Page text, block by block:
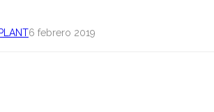
6 febrero 2019